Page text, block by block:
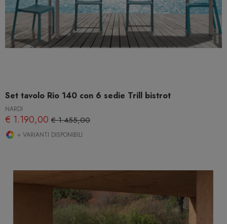
Set tavolo Rio 140 con 6 sedie Trill bistrot
NARDI
€ 1.190,00 € 1.455,00
+ VARIANTI DISPONIBILI